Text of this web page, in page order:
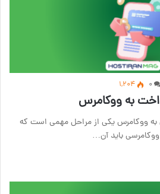
۰ 1,204
به ووکامرس
به ووکامرس یکی از مراحل مهمی است که
ووکامرسی باید آن…